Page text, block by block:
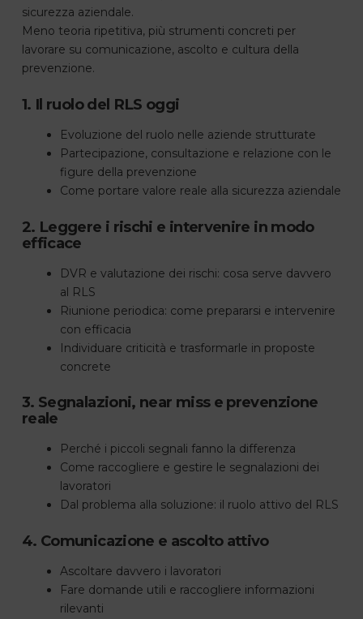
sicurezza aziendale.
Meno teoria ripetitiva, più strumenti concreti per
lavorare su comunicazione, ascolto e cultura della
prevenzione.
1. Il ruolo del RLS oggi
Evoluzione del ruolo nelle aziende strutturate
Partecipazione, consultazione e relazione con le
figure della prevenzione
Come portare valore reale alla sicurezza aziendale
2. Leggere i rischi e intervenire in modo
efficace
DVR e valutazione dei rischi: cosa serve davvero
al RLS
Riunione periodica: come prepararsi e intervenire
con efficacia
Individuare criticità e trasformarle in proposte
concrete
3. Segnalazioni, near miss e prevenzione
reale
Perché i piccoli segnali fanno la differenza
Come raccogliere e gestire le segnalazioni dei
lavoratori
Dal problema alla soluzione: il ruolo attivo del RLS
4. Comunicazione e ascolto attivo
Ascoltare davvero i lavoratori
Fare domande utili e raccogliere informazioni
rilevanti